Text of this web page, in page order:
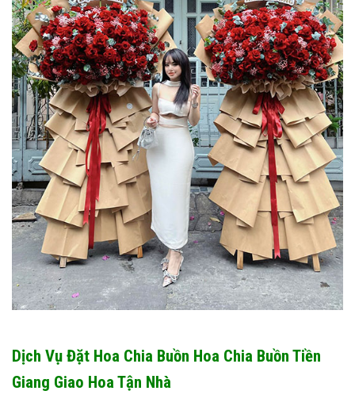
Dịch Vụ Đặt Hoa Chia Buồn Hoa Chia Buồn Tiền
Giang Giao Hoa Tận Nhà